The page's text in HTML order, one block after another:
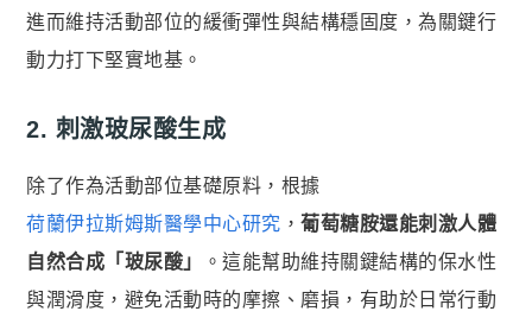
客服專線
06-2085503
進而維持活動部位的緩衝彈性與結構穩固度，為關鍵行
動力打下堅實地基。
2. 刺激玻尿酸生成
除了作為活動部位基礎原料，根據
荷蘭伊拉斯姆斯醫學中心研究 ， 葡萄糖胺還能刺激人體
自然合成「玻尿酸」
。這能幫助維持關鍵結構的保水性
與潤滑度，避免活動時的摩擦、磨損，有助於日常行動